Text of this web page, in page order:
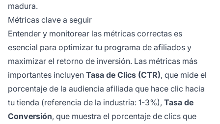
madura.
Métricas clave a seguir
Entender y monitorear las métricas correctas es
esencial para optimizar tu programa de afiliados y
maximizar el retorno de inversión. Las métricas más
importantes incluyen Tasa de Clics (CTR), que mide el
porcentaje de la audiencia afiliada que hace clic hacia
tu tienda (referencia de la industria: 1-3%), Tasa de
Conversión, que muestra el porcentaje de clics que